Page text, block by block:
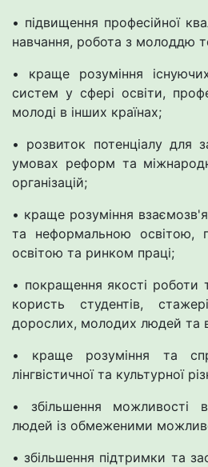
• підвищення професійної
навчання, робота з молоддю
• краще розуміння
систем у сфері освіти,
молоді в інших країнах;
• розвиток потенціалу для
умовах реформ та
організацій;
• краще розуміння
та неформальною освітою,
освітою та ринком праці;
• покращення якості роботи
користь студентів,
дорослих, молодих людей та
• краще розуміння та
лінгвістичної та культурної
• збільшення можливості
людей із обмеженими
• збільшення підтримки та